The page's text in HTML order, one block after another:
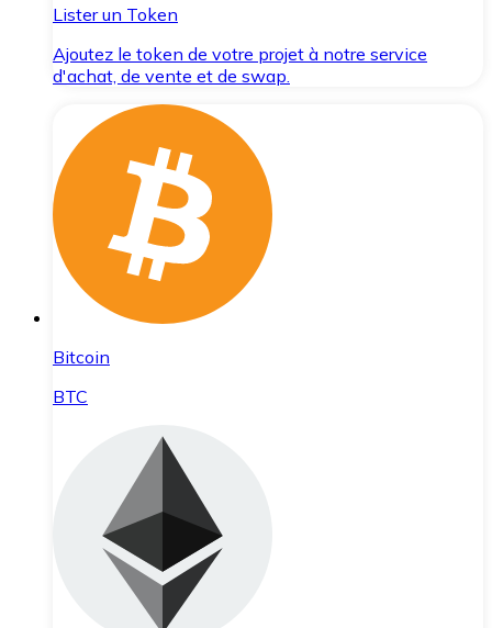
Lister un Token
Ajoutez le token de votre projet à notre service
d'achat, de vente et de swap.
Bitcoin
BTC